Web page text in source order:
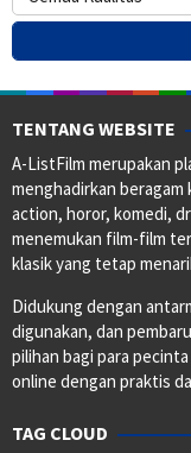
TENTANG WEBSITE
A-ListFilm merupakan
menghadirkan beragam
action, horor, komedi,
menemukan film-film
klasik yang tetap
Didukung dengan
digunakan, dan
pilihan bagi para
online dengan praktis
TAG CLOUD